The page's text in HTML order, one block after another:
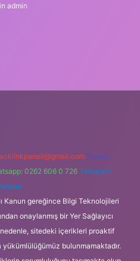
admin
Teams:
0262 606 0 726 Telegram:
Kanun gereğince Bilgi Teknolojileri
onaylanmış bir Yer Sağlayıcı
sitedeki içerikleri proaktif
bulunmamaktadır.